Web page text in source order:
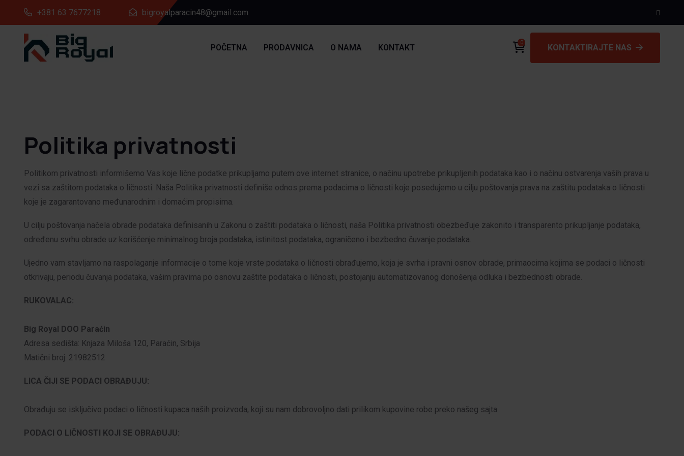
+381 63 7677218 bigroyalparacin48@gmail.com
POČETNA PRODAVNICA O NAMA KONTAKT
0
KONTAKTIRAJTE NAS
Politika privatnosti
Politikom privatnosti informišemo Vas koje lične podatke prikupljamo putem ove internet stranice, o načinu upotrebe prikupljenih podataka kao i o načinu ostvarenja vaših prava u
vezi sa zaštitom podataka o ličnosti. Naša Politika privatnosti definiše odnos prema podacima o ličnosti koje posedujemo u cilju poštovanja prava na zaštitu podataka o ličnosti
koje je zagarantovano međunarodnim i domaćim propisima.
U cilju poštovanja načela obrade podataka definisanih u Zakonu o zaštiti podataka o ličnosti, naša Politika privatnosti obezbeđuje zakonito i transparento prikupljanje podataka,
određenu svrhu obrade uz korišćenje minimalnog broja podataka, istinitost podataka, ograničeno i bezbedno čuvanje podataka.
Ujedno vam stavljamo na raspolaganje informacije o tome koje vrste podataka o ličnosti obrađujemo, koja je svrha i pravni osnov obrade, primaocima kojima se podaci o ličnosti
otkrivaju, periodu čuvanja podataka, vašim pravima po osnovu zaštite podataka o ličnosti, postojanju automatizovanog donošenja odluka i bezbednosti obrade.
RUKOVALAC:
Big Royal DOO Paraćin
Adresa sedišta: Knjaza Miloša 120, Paraćin, Srbija
Matični broj: 21982512
LICA ČIJI SE PODACI OBRAĐUJU:
Obrađuju se isključivo podaci o ličnosti kupaca naših proizvoda, koji su nam dobrovoljno dati prilikom kupovine robe preko našeg sajta.
PODACI O LIČNOSTI KOJI SE OBRAĐUJU: